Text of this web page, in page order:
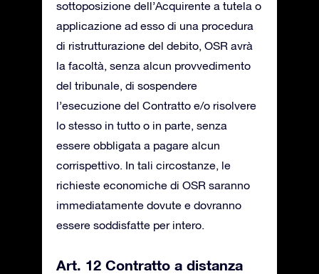
sottoposizione dell’Acquirente a tutela o
applicazione ad esso di una procedura
di ristrutturazione del debito, OSR avrà
la facoltà, senza alcun provvedimento
del tribunale, di sospendere
l’esecuzione del Contratto e/o risolvere
lo stesso in tutto o in parte, senza
essere obbligata a pagare alcun
corrispettivo. In tali circostanze, le
richieste economiche di OSR saranno
immediatamente dovute e dovranno
essere soddisfatte per intero.
Art. 12 Contratto a distanza